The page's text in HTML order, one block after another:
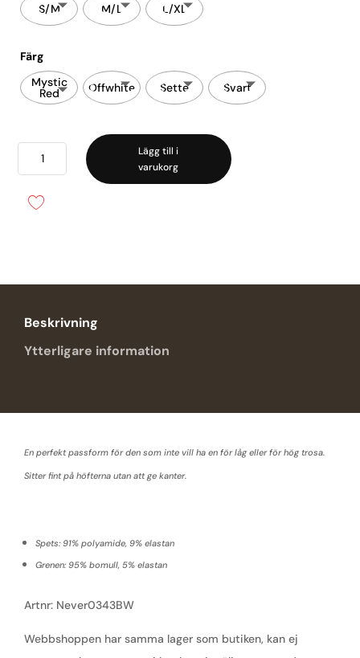
S/M M/L L/XL
Färg
Mystic
Red Offwhite Sette Svart
Comfie
Lägg till i
varukorg
Beskrivning
Ytterligare information
En perfekt passform för den som inte vill ha en för låg eller för hög trosa.
Sitter fint på höfterna utan att ge kanter.
Spets: 91% polyamide, 9% elastan
Grenen: 95% bomull, 5% elastan
Artnr: Never0343BW
Webbshoppen har samma lager som butiken, kan ej